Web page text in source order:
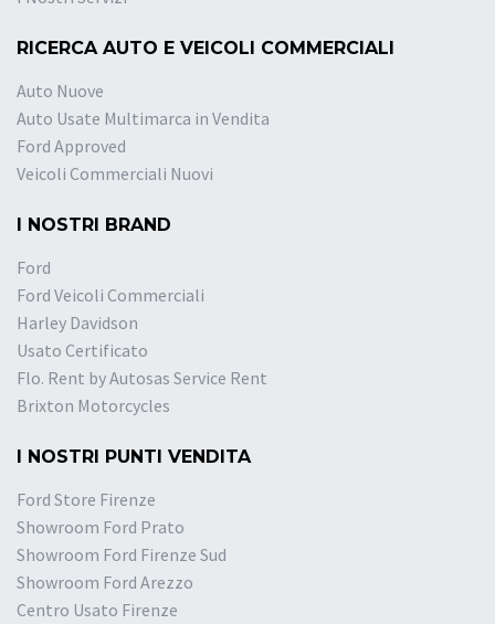
RICERCA AUTO E VEICOLI COMMERCIALI
Auto Nuove
Auto Usate Multimarca in Vendita
Ford Approved
Veicoli Commerciali Nuovi
I NOSTRI BRAND
Ford
Ford Veicoli Commerciali
Harley Davidson
Usato Certificato
Flo. Rent by Autosas Service Rent
Brixton Motorcycles
I NOSTRI PUNTI VENDITA
Ford Store Firenze
Showroom Ford Prato
Showroom Ford Firenze Sud
Showroom Ford Arezzo
Centro Usato Firenze